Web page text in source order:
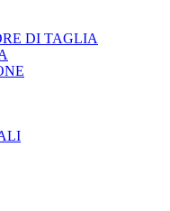
DI TAGLIA